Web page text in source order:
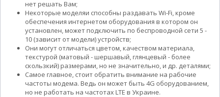
нет решать Вам;
Некоторые моделяи способны раздавать Wi-Fi, кроме
обеспечения интернетом оборудования в котором он
установлен, может подключить по беспроводной сети 5 -
10 (зависит от модели) устройств;
Они могут отличаться цветом, качеством материала,
текстурой (матовый - шершавый, глянцевый - более
скользкий) размерами, но не значительно, и др. деталями;
Самое главное, стоит обратить внимание на рабочие
частоты модема. Ведь он может быть 4G оборудованием,
но не работать на частотах LTE в Украине.